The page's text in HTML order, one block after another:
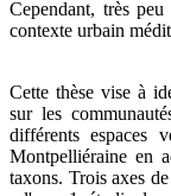
Cependant, très
contexte urbain
Cette thèse vise à
sur les
différents espaces
Montpelliéraine en
taxons. Trois axes